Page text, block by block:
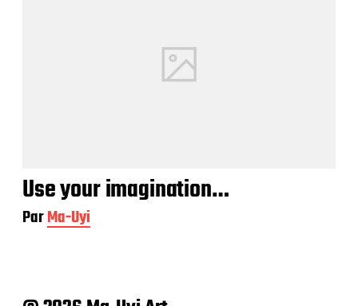
Use your imagination…
ParMa-Uyi